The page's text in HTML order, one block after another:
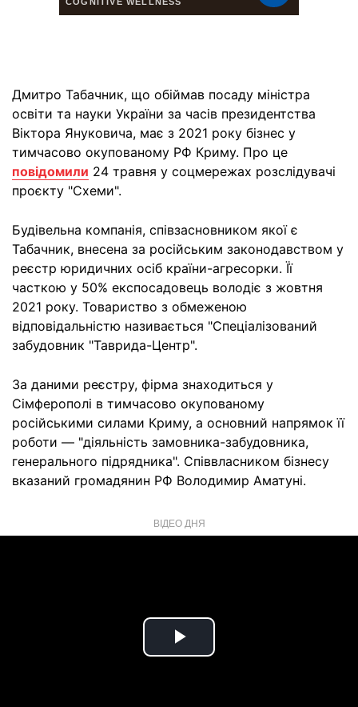
Дмитро Табачник, що обіймав посаду міністра
освіти та науки України за часів президентства
Віктора Януковича, має з 2021 року бізнес у
тимчасово окупованому РФ Криму. Про це
повідомили 24 травня у соцмережах розслідувачі
проєкту "Схеми".
Будівельна компанія, співзасновником якої є
Табачник, внесена за російським законодавством у
реєстр юридичних осіб країни-агресорки. Її
часткою у 50% експосадовець володіє з жовтня
2021 року. Товариство з обмеженою
відповідальністю називається "Спеціалізований
забудовник "Таврида-Центр".
За даними реєстру, фірма знаходиться у
Сімферополі в тимчасово окупованому
російськими силами Криму, а основний напрямок її
роботи — "діяльність замовника-забудовника,
генерального підрядника". Співвласником бізнесу
вказаний громадянин РФ Володимир Аматуні.
ВІДЕО ДНЯ
Play